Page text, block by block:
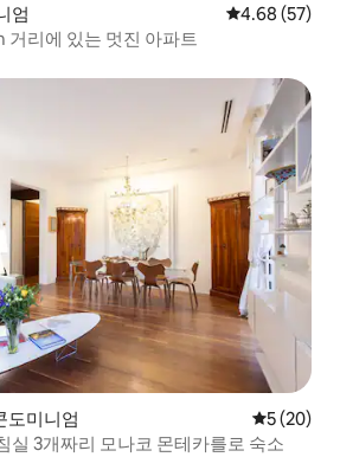
엄 평점 4.68점(5
4.68 (57)
거리에 있는 멋진 아파트
도미니엄 평점 5점(5
5 (20)
실 3개짜리 모나코 몬테카를로 숙소